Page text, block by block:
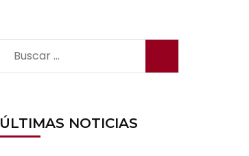
Buscar:
ÚLTIMAS NOTICIAS